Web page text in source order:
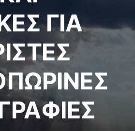
ΓΙΑ